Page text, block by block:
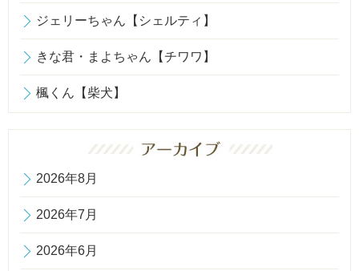
ジェリーちゃん【シェルティ】
きな君・まよちゃん【チワワ】
楓くん【柴犬】
2026年8月
2026年7月
2026年6月